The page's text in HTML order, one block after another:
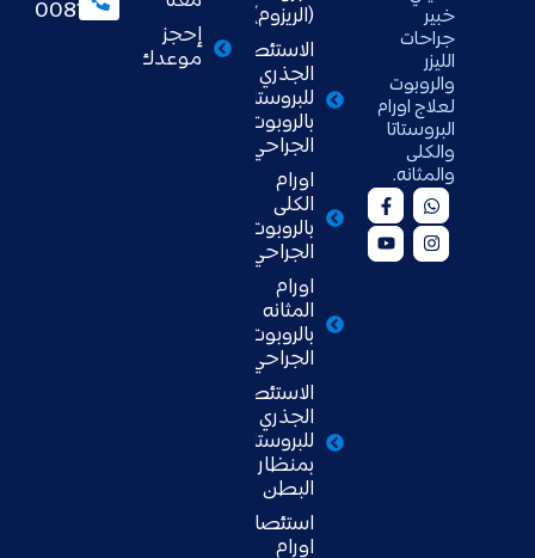
خبير
جراحات
الليزر
والروبوت
لعلاج اورام
البروستاتا
والكلى
والمثانه.
(الريزوم)
الاستئصال
الجذري
للبروستاتا
بالروبوت
الجراحي
اورام
الكلى
بالروبوت
الجراحي
اورام
المثانه
بالروبوت
الجراحي
الاستئصال
الجذري
للبروستاتا
بمنظار
البطن
استئصال
اورام
إحجز
موعدك
008111